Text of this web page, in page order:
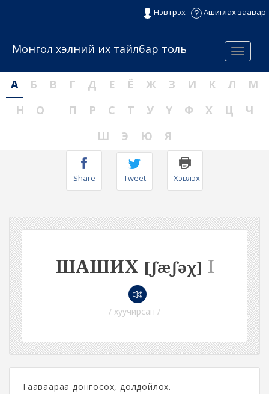
Нэвтрэх Ашиглах заавар
Menu
Монгол хэлний их тайлбар толь
А Б В Г Д Е Ё Ж З И К Л
М
Н
О П Р С Т У Ү Ф Х Ц
Ч
Ш
Э Ю Я
Share Tweet Хэвлэх
ШАШИХ [ʃæʃəχ] I
/ хуучирсан /
Тааваараа донгосох, долдойлох.